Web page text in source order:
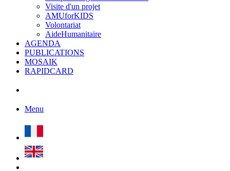
Visite d'un projet
AMUforKIDS
Volontariat
AideHumanitaire
AGENDA
PUBLICATIONS
MOSAIK
RAPIDCARD
Menu